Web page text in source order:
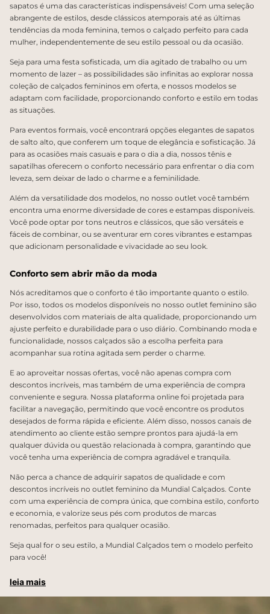
sapatos é uma das características indispensáveis! Com uma seleção
abrangente de estilos, desde clássicos atemporais até as últimas
tendências da moda feminina, temos o calçado perfeito para cada
mulher, independentemente de seu estilo pessoal ou da ocasião.
Seja para uma festa sofisticada, um dia agitado de trabalho ou um
momento de lazer – as possibilidades são infinitas ao explorar nossa
coleção de calçados femininos em oferta, e nossos modelos se
adaptam com facilidade, proporcionando conforto e estilo em todas
as situações.
Para eventos formais, você encontrará opções elegantes de sapatos
de salto alto, que conferem um toque de elegância e sofisticação. Já
para as ocasiões mais casuais e para o dia a dia, nossos tênis e
sapatilhas oferecem o conforto necessário para enfrentar o dia com
leveza, sem deixar de lado o charme e a feminilidade.
Além da versatilidade dos modelos, no nosso outlet você também
encontra uma enorme diversidade de cores e estampas disponíveis.
Você pode optar por tons neutros e clássicos, que são versáteis e
fáceis de combinar, ou se aventurar em cores vibrantes e estampas
que adicionam personalidade e vivacidade ao seu look.
Conforto sem abrir mão da moda
Nós acreditamos que o conforto é tão importante quanto o estilo.
Por isso, todos os modelos disponíveis no nosso outlet feminino são
desenvolvidos com materiais de alta qualidade, proporcionando um
ajuste perfeito e durabilidade para o uso diário. Combinando moda e
funcionalidade, nossos calçados são a escolha perfeita para
acompanhar sua rotina agitada sem perder o charme.
E ao aproveitar nossas ofertas, você não apenas compra com
descontos incríveis, mas também de uma experiência de compra
conveniente e segura. Nossa plataforma online foi projetada para
facilitar a navegação, permitindo que você encontre os produtos
desejados de forma rápida e eficiente. Além disso, nossos canais de
atendimento ao cliente estão sempre prontos para ajudá-la em
qualquer dúvida ou questão relacionada à compra, garantindo que
você tenha uma experiência de compra agradável e tranquila.
Não perca a chance de adquirir sapatos de qualidade e com
descontos incríveis no outlet feminino da Mundial Calçados. Conte
com uma experiência de compra única, que combina estilo, conforto
e economia, e valorize seus pés com produtos de marcas
renomadas, perfeitos para qualquer ocasião.
Seja qual for o seu estilo, a Mundial Calçados tem o modelo perfeito
para você!
leia mais